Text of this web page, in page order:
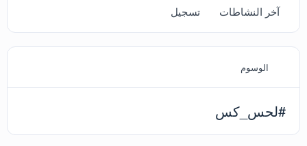
آخر النشاطات تسجيل
الوسوم
#لحس_كس